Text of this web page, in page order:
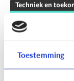
Toestemming
Techniek en
Wat zijn